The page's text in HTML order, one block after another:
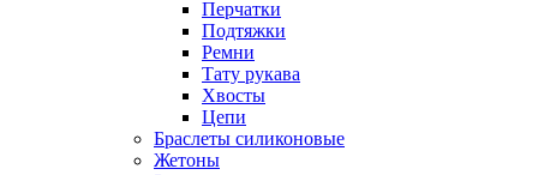
Перчатки
Подтяжки
Ремни
Тату рукава
Хвосты
Цепи
Браслеты силиконовые
Жетоны